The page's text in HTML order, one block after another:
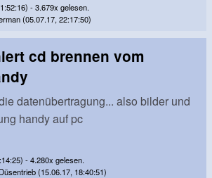
- 3.679x gelesen.
(05.07.17, 22:17:50)
cd brennen vom
datenübertragung... also bilder und
handy auf pc
- 4.280x gelesen.
(15.06.17, 18:40:51)